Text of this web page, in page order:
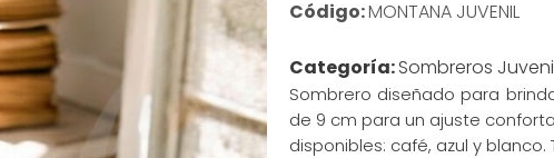
Código:MONTANA JUVENIL
Categoría:Sombreros
Sombrero diseñado para
de 9 cm para un ajuste
disponibles: café, azul y blanco.